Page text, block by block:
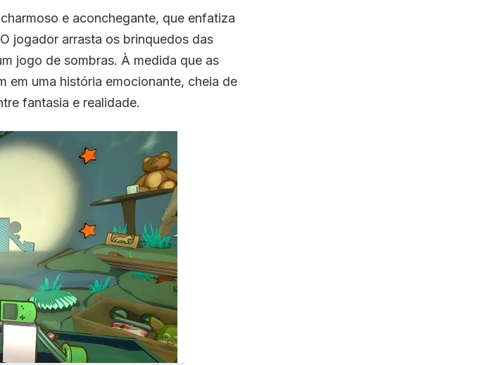
e aconchegante, que enfatiza
jogador arrasta os brinquedos das
jogo de sombras. À medida que as
em uma história emocionante, cheia de
fantasia e realidade.